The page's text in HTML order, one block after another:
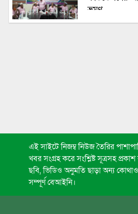
ভ্রমণ
হাম উপসর্গে
এই সাইটে নিজম্ব নিউজ তৈরির
খবর সংগ্রহ করে সংশ্লিষ্ট সূত্রসহ
ছবি, ভিডিও অনুমতি ছাড়া অন্য
সম্পূর্ণ বেআইনি।